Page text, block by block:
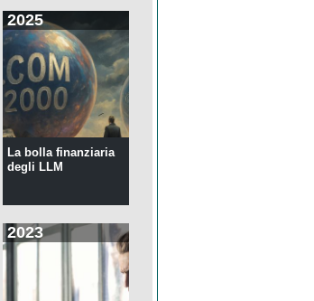
2025
La bolla finanziaria
degli LLM
2023